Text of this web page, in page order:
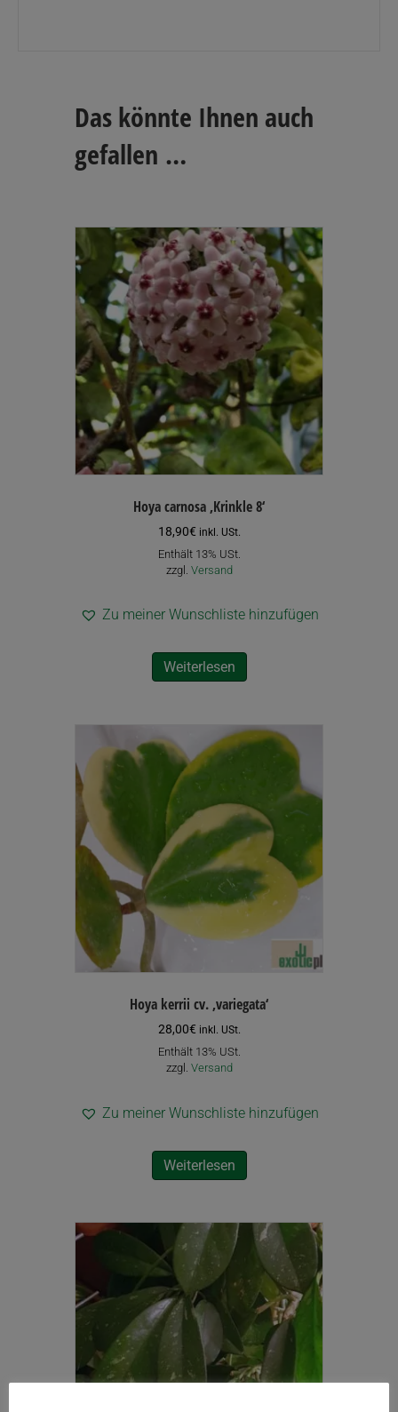
Das könnte Ihnen auch
gefallen …
Hoya carnosa ‚Krinkle 8‘
18,90€ inkl. USt.
Enthält 13% USt.
zzgl. Versand
Zu meiner Wunschliste hinzufügen
Weiterlesen
Hoya kerrii cv. ‚variegata‘
28,00€ inkl. USt.
Enthält 13% USt.
zzgl. Versand
Zu meiner Wunschliste hinzufügen
Weiterlesen